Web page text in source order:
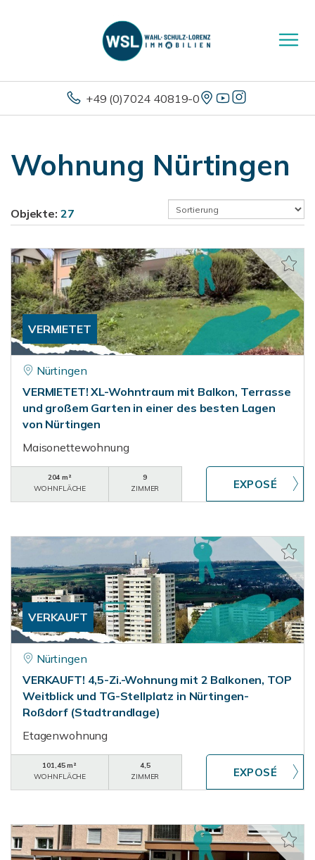
+49 (0)7024 40819-0
Wohnung Nürtingen
Objekte: 27
VERMIETET
Nürtingen
VERMIETET! XL-Wohntraum mit Balkon, Terrasse
und großem Garten in einer des besten Lagen
von Nürtingen
Maisonettewohnung
204 m²
WOHNFLÄCHE
9
ZIMMER
VERKAUFT
Nürtingen
VERKAUFT! 4,5-Zi.-Wohnung mit 2 Balkonen, TOP
Weitblick und TG-Stellplatz in Nürtingen-
Roßdorf (Stadtrandlage)
Etagenwohnung
101,45 m²
WOHNFLÄCHE
4,5
ZIMMER